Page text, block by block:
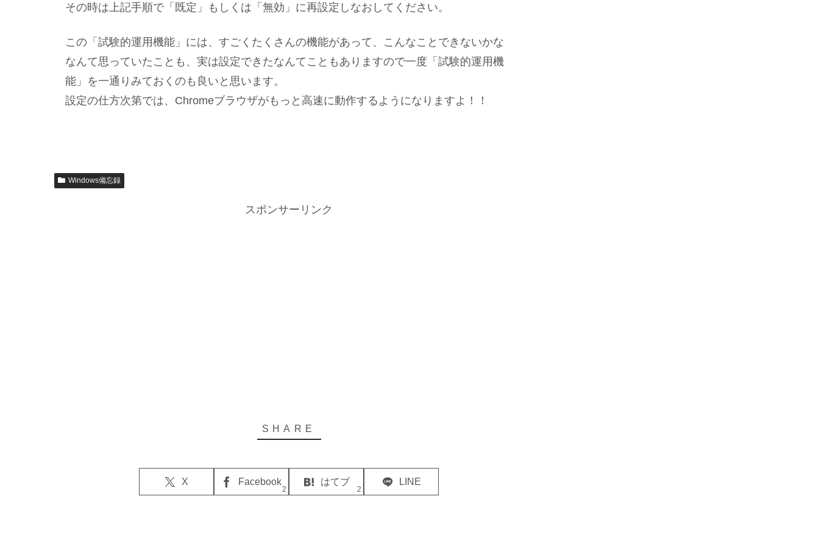
その時は上記手順で「既定」もしくは「無効」に再設定しなおしてください。
この「試験的運用機能」には、すごくたくさんの機能があって、こんなことできないかな
なんて思っていたことも、実は設定できたなんてこともありますので一度「試験的運用機
能」を一通りみておくのも良いと思います。
設定の仕方次第では、Chromeブラウザがもっと高速に動作するようになりますよ！！
Windows備忘録
スポンサーリンク
X Facebook
2
はてブ
2
LINE